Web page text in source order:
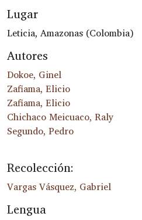
Lugar
Leticia, Amazonas (Colombia)
Autores
Dokoe, Ginel
Zafiama, Elicio
Zafiama, Elicio
Chichaco Meicuaco, Raly
Segundo, Pedro
Recolección:
Vargas Vásquez, Gabriel
Lengua